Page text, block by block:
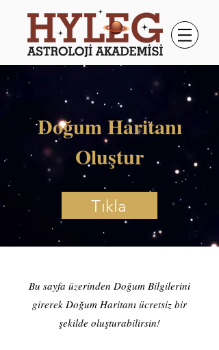
Doğum Haritanı
Oluştur
Tıkla
Bu sayfa üzerinden Doğum Bilgilerini
girerek Doğum Haritanı ücretsiz bir
şekilde oluşturabilirsin!